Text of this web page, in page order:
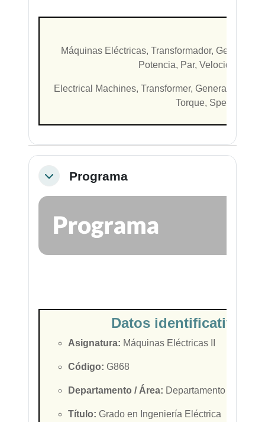
Máquinas Eléctricas, Transformador,
Potencia, Par, Velocidad,
Electrical Machines, Transformer, Generator,
Torque, Speed,
ColapsarPrograma
Datos identificativos
Asignatura: Máquinas Eléctricas II
Código: G868
Departamento / Área: Departamento de
Título: Grado en Ingeniería Eléctrica